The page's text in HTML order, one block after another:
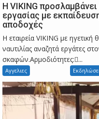
Η VIKING
εργασίας με
αποδοχές
Η εταιρεία VIKING με
ναυτιλίας αναζητά εργάτες
σκαφών.Αρμοδιότητες:...
Αγγελιες